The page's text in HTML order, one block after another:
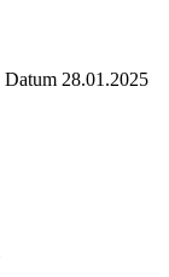
Datum 28.01.2025